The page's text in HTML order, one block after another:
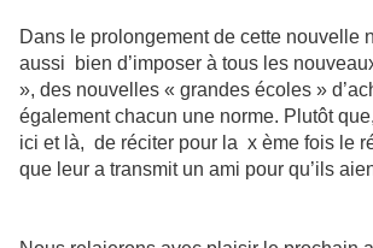
Dans le prolongement de cette nouvelle
aussi bien d’imposer à tous les
», des nouvelles « grandes écoles »
également chacun une norme. Plutôt
ici et là, de réciter pour la x ème fois le
que leur a transmit un ami pour qu’ils